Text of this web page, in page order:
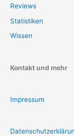
Reviews
Statistiken
Wissen
Kontakt und mehr
Impressum